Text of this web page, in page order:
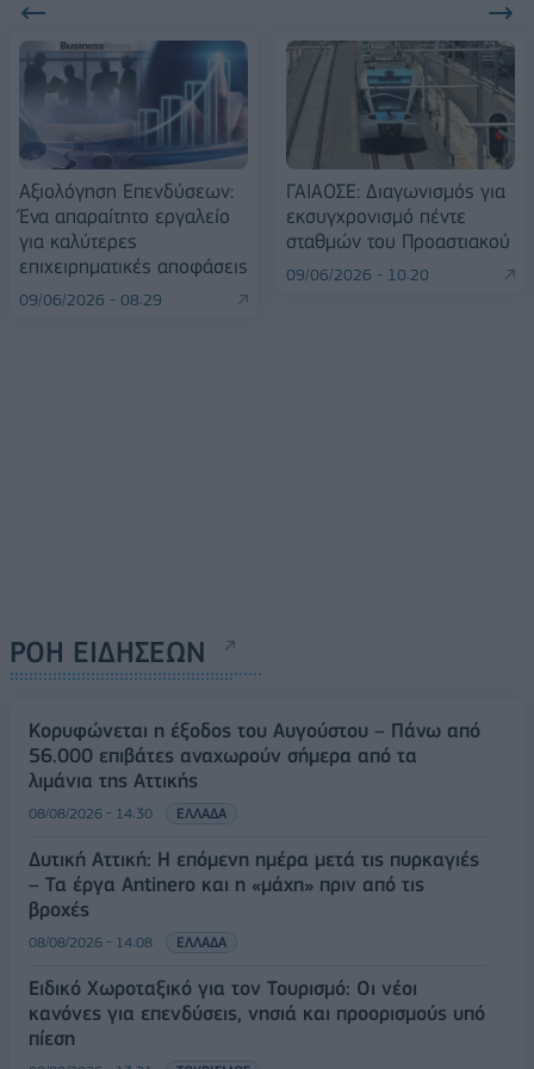
Αξιολόγηση Επενδύσεων:
Ένα απαραίτητο εργαλείο
για καλύτερες
επιχειρηματικές αποφάσεις
09/06/2026 - 08:29
ΓΑΙΑΟΣΕ: Διαγωνισμός για
εκσυγχρονισμό πέντε
σταθμών του Προαστιακού
09/06/2026 - 10:20
ΡΟΗ ΕΙΔΗΣΕΩΝ
Κορυφώνεται η έξοδος του Αυγούστου – Πάνω από
56.000 επιβάτες αναχωρούν σήμερα από τα
λιμάνια της Αττικής
08/08/2026 - 14:30 ΕΛΛΑΔΑ
Δυτική Αττική: Η επόμενη ημέρα μετά τις πυρκαγιές
– Τα έργα Antinero και η «μάχη» πριν από τις
βροχές
08/08/2026 - 14:08 ΕΛΛΑΔΑ
Ειδικό Χωροταξικό για τον Τουρισμό: Οι νέοι
κανόνες για επενδύσεις, νησιά και προορισμούς υπό
πίεση